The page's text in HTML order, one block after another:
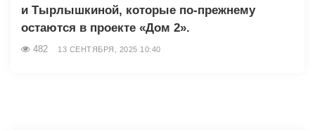
и Тырлышкиной, которые по-прежнему
остаются в проекте «Дом 2».
482 13 СЕНТЯБРЯ, 2025 10:40